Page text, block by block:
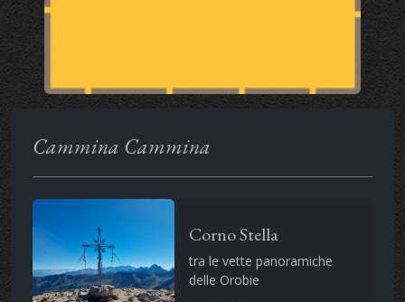
Cammina Cammina
Corno Stella
tra le vette panoramiche
delle Orobie